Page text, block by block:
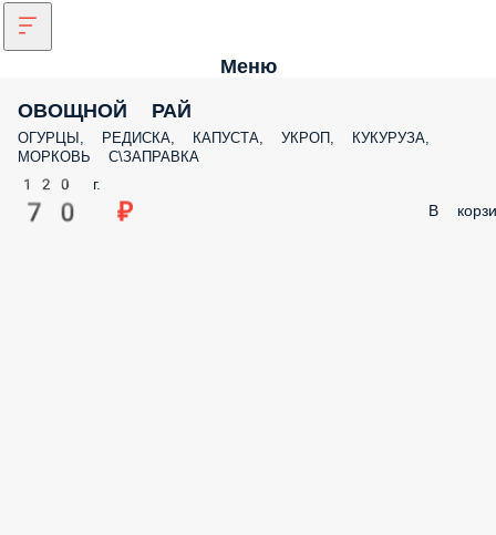
Меню
ОВОЩНОЙ РАЙ
ОГУРЦЫ, РЕДИСКА, КАПУСТА, УКРОП, КУКУРУЗА, МОРКОВЬ
С\ЗАПРАВКА
120 г.
70 ₽ В